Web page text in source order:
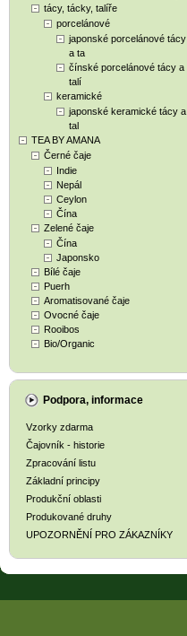
tácy, tácky, talíře
porcelánové
japonské porcelánové tácy
a ta
čínské porcelánové tácy a
talí
keramické
japonské keramické tácy a
tal
TEA BY AMANA
Černé čaje
Indie
Nepál
Ceylon
Čína
Zelené čaje
Čína
Japonsko
Bílé čaje
Puerh
Aromatisované čaje
Ovocné čaje
Rooibos
Bio/Organic
Podpora, informace
Vzorky zdarma
Čajovník - historie
Zpracování listu
Základní principy
Produkční oblasti
Produkované druhy
UPOZORNĚNÍ PRO ZÁKAZNÍKY